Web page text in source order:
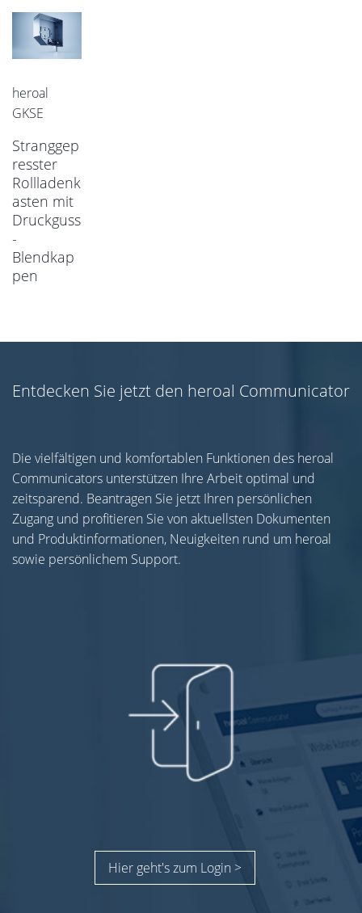
heroal
GKSE
Stranggep
resster
Rollladenk
asten mit
Druckguss
-
Blendkap
pen
Entdecken Sie jetzt den heroal Communicator
Die vielfältigen und komfortablen Funktionen des heroal
Communicators unterstützen Ihre Arbeit optimal und
zeitsparend. Beantragen Sie jetzt Ihren persönlichen
Zugang und profitieren Sie von aktuellsten Dokumenten
und Produktinformationen, Neuigkeiten rund um heroal
sowie persönlichem Support.
Hier geht's zum Login >